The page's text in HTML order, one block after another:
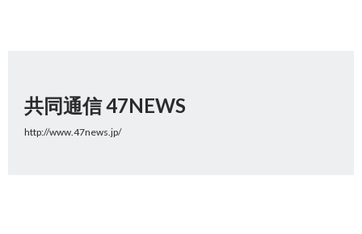
共同通信 47NEWS
http://www.47news.jp/